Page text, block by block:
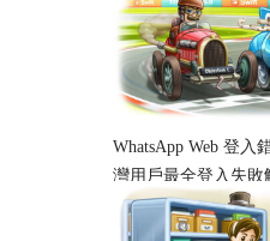
WhatsApp Web 登入
灣用戶最全登入失敗
新）